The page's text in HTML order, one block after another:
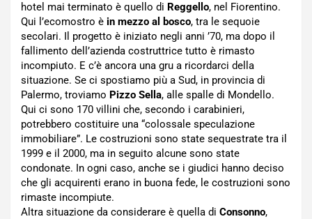
hotel mai terminato è quello di Reggello, nel Fiorentino.
Qui l’ecomostro è in mezzo al bosco, tra le sequoie
secolari. Il progetto è iniziato negli anni ’70, ma dopo il
fallimento dell’azienda costruttrice tutto è rimasto
incompiuto. E c’è ancora una gru a ricordarci della
situazione. Se ci spostiamo più a Sud, in provincia di
Palermo, troviamo Pizzo Sella, alle spalle di Mondello.
Qui ci sono 170 villini che, secondo i carabinieri,
potrebbero costituire una “colossale speculazione
immobiliare”. Le costruzioni sono state sequestrate tra il
1999 e il 2000, ma in seguito alcune sono state
condonate. In ogni caso, anche se i giudici hanno deciso
che gli acquirenti erano in buona fede, le costruzioni sono
rimaste incompiute.
Altra situazione da considerare è quella di Consonno,